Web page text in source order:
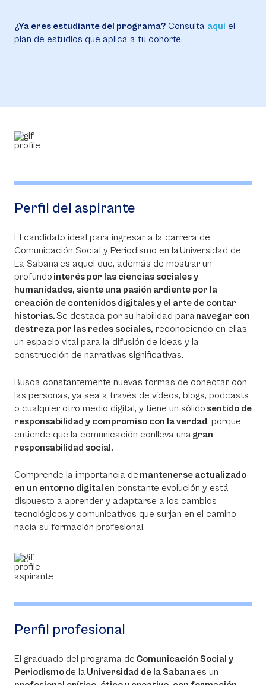
¿Ya eres estudiante del programa? Consulta aquíel
plan de estudios que aplica a tu cohorte.
Perfil del aspirante
El candidato ideal para ingresar a la carrera de
Comunicación Social y Periodismo en la Universidad de
La Sabana es aquel que, además de mostrar un
profundo interés por las ciencias sociales y
humanidades, siente una pasión ardiente por la
creación de contenidos digitales y el arte de contar
historias.Se destaca por su habilidad para navegar con
destreza por las redes sociales, reconociendo en ellas
un espacio vital para la difusión de ideas y la
construcción de narrativas significativas.
Busca constantemente nuevas formas de conectar con
las personas, ya sea a través de vídeos, blogs, podcasts
o cualquier otro medio digital, y tiene un sólido sentido de
responsabilidad y compromiso con la verdad, porque
entiende que la comunicación conlleva una gran
responsabilidad social.
Comprende la importancia de mantenerse actualizado
en un entorno digital en constante evolución y está
dispuesto a aprender y adaptarse a los cambios
tecnológicos y comunicativos que surjan en el camino
hacia su formación profesional.
Perfil profesional
El graduado del programa de Comunicación Social y
Periodismode la Universidad de la Sabanaes un